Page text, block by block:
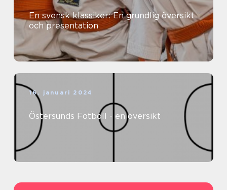
En svensk klassiker: En grundlig översikt
och presentation
16. januari 2024
Östersunds Fotboll - en översikt